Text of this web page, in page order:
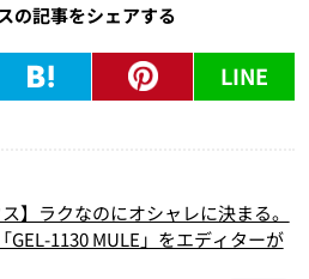
の記事をシェアする
LINE
】ラクなのにオシャレに決まる。
1130 MULE」をエディターが